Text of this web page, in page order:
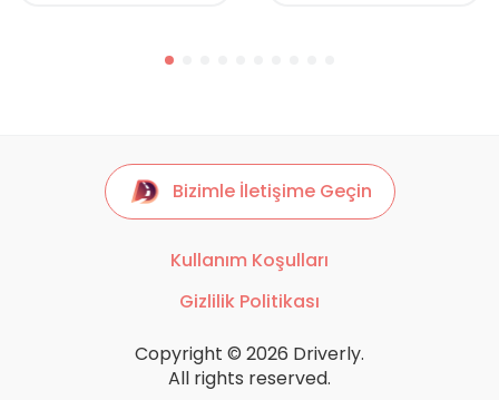
Bizimle İletişime Geçin
Kullanım Koşulları
Gizlilik Politikası
Copyright © 2026 Driverly.
All rights reserved.